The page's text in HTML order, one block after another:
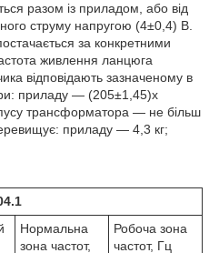
разом із приладом, або від
струму напругою (4±0,4) В.
за конкретними
живлення ланцюга
відповідають зазначеному в
приладу — (205±1,45)х
трансформатора — не більш
приладу — 4,3 кг;
Нормальна
зона частот,
Робоча зона
частот, Гц